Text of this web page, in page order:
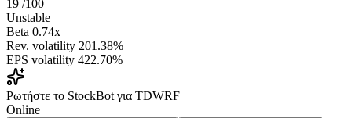
19 /100
Unstable
Beta 0.74x
Rev. volatility 201.38%
EPS volatility 422.70%
Ρωτήστε το StockBot για TDWRF
Online